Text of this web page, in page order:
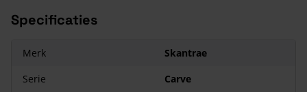
PU-afwerking in de kleur 'Deep Black'.
Subtiele groeven en moderne uitstraling.
Geschikt deurbeslag:
, enSquared
Specificaties
Merk
Skantrae
Serie
Carve